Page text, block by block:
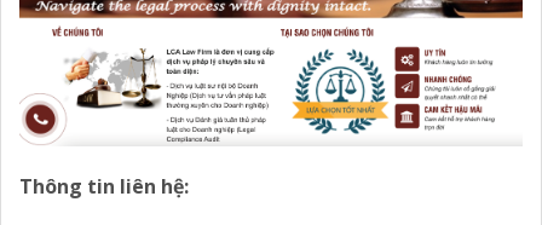
Thông tin liên hệ: